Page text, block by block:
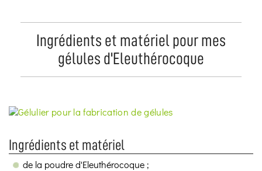
Ingrédients et matériel pour mes
gélules d'Eleuthérocoque
Ingrédients et matériel
de la poudre d'Eleuthérocoque ;